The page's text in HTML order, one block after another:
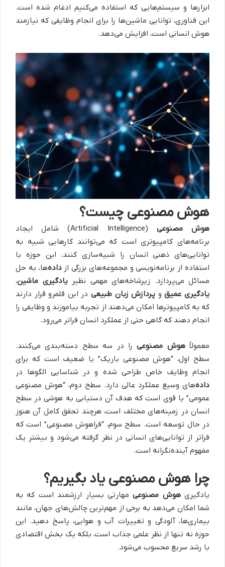
ابزارها و سیستم‌هایی که استفاده می‌کنیم ادغام شده است.
این فناوری، توانایی ماشین‌ها را برای انجام وظایفی که نیازمند
هوش انسانی است، افزایش می‌دهد.
هوش مصنوعی چیست؟
هوش مصنوعی
(Artificial Intelligence) شامل ایجاد
برنامه‌های کامپیوتری است که می‌توانند کارهایی شبیه به
توانایی‌های ذهنی انسان را شبیه‌سازی کنند. این حوزه با
استفاده از برنامه‌نویسی و مجموعه‌های بزرگی ازداده‌ها، به حل
مسائل می‌پردازد. زیرشاخه‌های مهمی نظیریادگیری ماشین،
یادگیری عمیقو پردازش زبان طبیعی در این قلمرو قرار دارند
که به کامپیوترها امکان می‌دهند از تجربه بیاموزند و وظایفی را
انجام دهند که گاهی حتی از عملکرد انسان فراتر می‌رود.
معمولاًهوش مصنوعیرا در سه سطح دسته‌بندی می‌کنند.
سطح اول، “هوش مصنوعی باریک” یا ضعیف است که برای
انجام وظایف خاص طراحی شده و در شناسایی الگوها در
داده‌های وسیع عملکرد عالی دارد. سطح دوم، “هوش مصنوعی
عمومی” یا قوی است که هدف آن دستیابی به هوشی در سطح
انسان در زمینه‌های مختلف است، هرچند تحقق کامل آن هنوز
در حال توسعه است. سطح سوم، “فراهوش مصنوعی” است که
فراتر از توانایی‌های انسانی در نظر گرفته می‌شود و بیشتر یک
مفهوم آینده‌نگرانه است.
چرا هوش مصنوعی یاد بگیریم؟
یادگیریهوش مصنوعیمهارتی بسیار ارزشمند است که به
شما امکان می‌دهد به برخی از مهم‌ترین چالش‌های جهان، مانند
بیماری‌ها، آلودگی و تغییرات آب و هوایی، پاسخ دهید. این
حوزه نه تنها از نظر علمی جذاب است، بلکه یک بخش اقتصادی
با رشد سریع محسوب می‌شود.